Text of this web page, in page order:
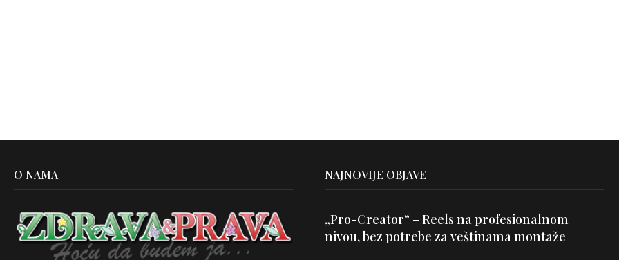
O NAMA NAJNOVIJE OBJAVE
„Pro-Creator“ – Reels na profesionalnom
nivou, bez potrebe za veštinama montaže